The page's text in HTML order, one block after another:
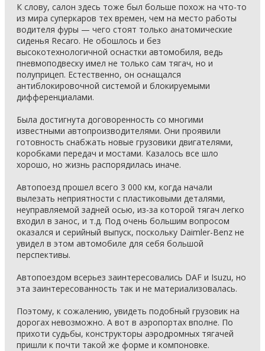
К слову, салон здесь тоже был больше похож на что-то
из мира суперкаров тех времен, чем на место работы
водителя фуры — чего стоят только анатомические
сиденья Recaro. Не обошлось и без
высокотехнологичной оснастки автомобиля, ведь
пневмоподвеску имел не только сам тягач, но и
полуприцеп. Естественно, он оснащался
антиблокировочной системой и блокируемыми
дифференциалами.
Была достигнута договоренность со многими
известными автопроизводителями. Они проявили
готовность снабжать новые грузовики двигателями,
коробками передач и мостами. Казалось все шло
хорошо, но жизнь распорядилась иначе.
Автопоезд прошел всего 3 000 км, когда начали
вылезать неприятности с пластиковыми деталями,
неуправляемой задней осью, из-за которой тягач легко
входил в занос, и т.д. Под очень большим вопросом
оказался и серийный выпуск, поскольку Daimler-Benz не
увидел в этом автомобиле для себя большой
перспективы.
Автопоездом всерьез заинтересовались DAF и Isuzu, но
эта заинтересованность так и не материализовалась.
Поэтому, к сожалению, увидеть подобный грузовик на
дорогах невозможно. А вот в аэропортах вполне. По
прихоти судьбы, конструкторы аэродромных тягачей
пришли к почти такой же форме и компоновке.